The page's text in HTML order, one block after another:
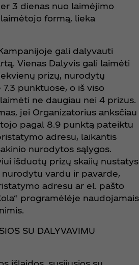
3 dienas nuo laimėjimo
formą, lieka
gali dalyvauti
Vienas Dalyvis gali laimėti
prizų, nurodytų
punktuose, o iš viso
ne daugiau nei 4 prizus.
jei Organizatorius anksčiau
pagal 8.9 punktą pateiktu
adresu, laikantis
nurodytos sąlygos.
išduotų prizų skaiių nustatys
vardu ir pavarde,
adresu ar el. pašto
programėlėje naudojamais
SU DALYVAVIMU